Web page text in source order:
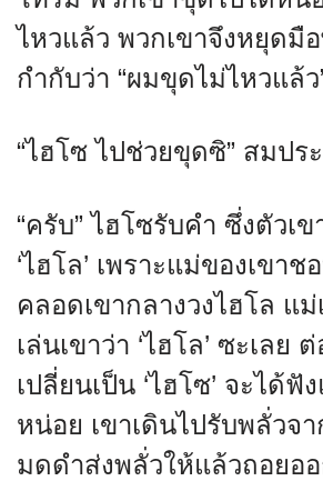
ไหวแล้ว พวกเขาจึงหยุดมื
กำกับว่า “ผมขุดไม่ไหวแล้ว
“ไฮโซ ไปช่วยขุดซิ” สมปร
“ครับ” ไฮโซรับคำ ซึ่งตัวเ
‘ไฮโล’ เพราะแม่ของเขาช
คลอดเขากลางวงไฮโล แม่
เล่นเขาว่า ‘ไฮโล’ ซะเลย
เปลี่ยนเป็น ‘ไฮโซ’ จะได้ฟั
หน่อย เขาเดินไปรับพลั่วจ
มดดำส่งพลั่วให้แล้วถอยอ